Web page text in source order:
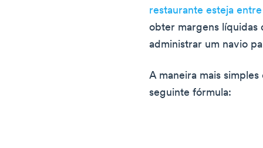
restaurante esteja
obter margens líquidas
administrar um navio
A maneira mais
seguinte fórmula: